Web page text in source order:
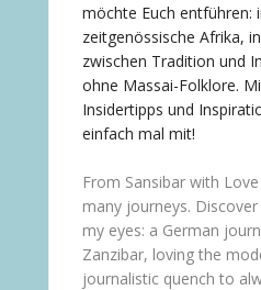
möchte Euch entführen:
zeitgenössische Afrika,
zwischen Tradition und
ohne Massai-Folklore.
Insidertipps und
einfach mal mit!
From Sansibar with
many journeys.
my eyes: a German
Zanzibar, loving the
journalistic quench to